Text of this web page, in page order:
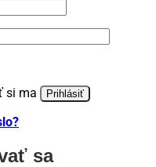
si ma Prihlásiť
sa